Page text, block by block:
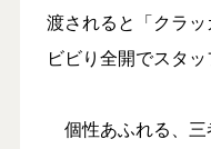
渡されると「クラ
ビビり全開でスタッ
個性あふれる、三